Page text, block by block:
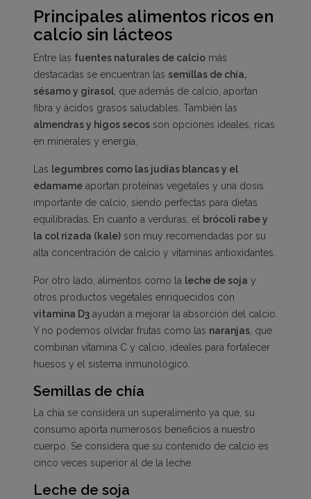
Principales alimentos ricos en
calcio sin lácteos
Entre las fuentes naturales de calcio más
destacadas se encuentran las semillas de chía,
sésamo y girasol , que además de calcio, aportan
fibra y ácidos grasos saludables. También las
almendras y higos secos son opciones ideales, ricas
en minerales y energía.
Las legumbres como las judías blancas y el
edamame aportan proteínas vegetales y una dosis
importante de calcio, siendo perfectas para dietas
equilibradas. En cuanto a verduras, el
brócoli rabe y
la col rizada (kale) son muy recomendadas por su
alta concentración de calcio y vitaminas antioxidantes.
Por otro lado, alimentos como la leche de soja y
otros productos vegetales enriquecidos con
vitamina D3 ayudan a mejorar la absorción del calcio.
Y no podemos olvidar frutas como las naranjas , que
combinan vitamina C y calcio, ideales para fortalecer
huesos y el sistema inmunológico.
Semillas de chía
La chía se considera un superalimento ya que, su
consumo aporta numerosos beneficios a nuestro
cuerpo. Se considera que su contenido de calcio es
cinco veces superior al de la leche.
Leche de soja